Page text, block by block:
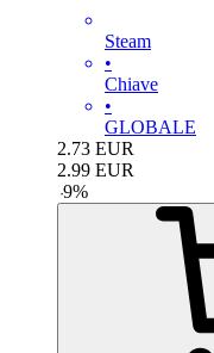
Steam
•
Chiave
•
GLOBALE
2.73 EUR
2.99 EUR
-9%